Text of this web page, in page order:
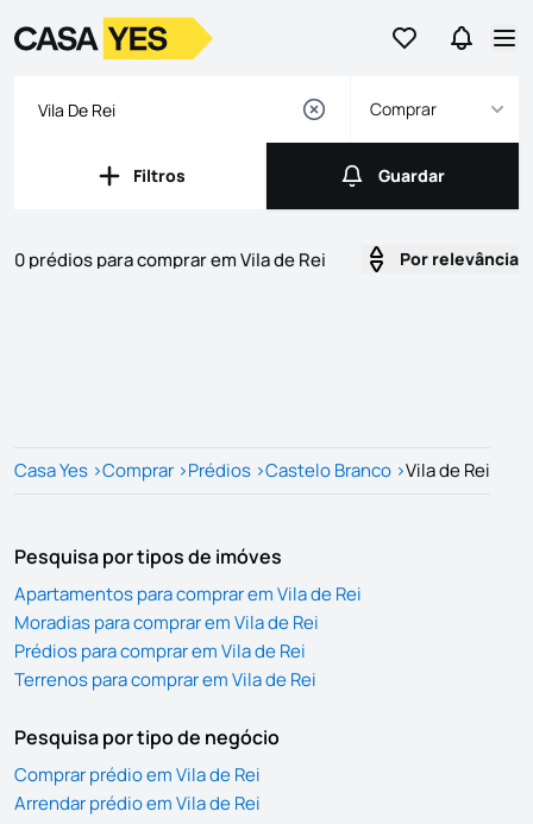
Ir para osIr para
LogoIr para a homepage
Comprar
Filtros
Filtros Guardar
Guardar
0 prédios para comprar em Vila de Rei Por relevância
Casa Yes >Comprar >Prédios >Castelo Branco >Vila de Rei
Pesquisa por tipos de imóves
Apartamentos para comprar em Vila de Rei
Moradias para comprar em Vila de Rei
Prédios para comprar em Vila de Rei
Terrenos para comprar em Vila de Rei
Pesquisa por tipo de negócio
Comprar prédio em Vila de Rei
Arrendar prédio em Vila de Rei